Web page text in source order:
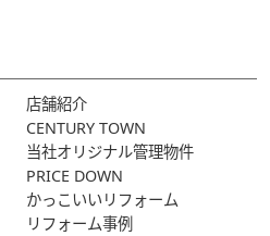
店舗紹介
CENTURY TOWN
当社オリジナル管理物件
PRICE DOWN
かっこいいリフォーム
リフォーム事例